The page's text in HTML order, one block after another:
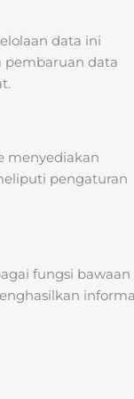
data ini
pembaruan data
menyediakan
pengaturan
fungsi bawaan